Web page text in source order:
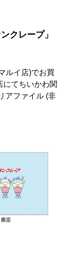
クレープ」
ルイ店)でお買
にてちいかわ関
アファイル (非